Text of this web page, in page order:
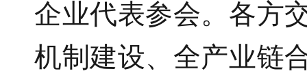
企业代表参会。各方
机制建设、全产业链